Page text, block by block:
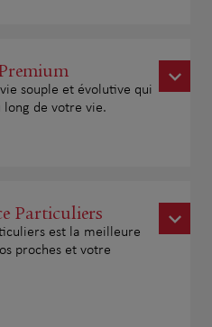
souple et évolutive qui
long de votre vie.
Particuliers
est la meilleure
proches et votre